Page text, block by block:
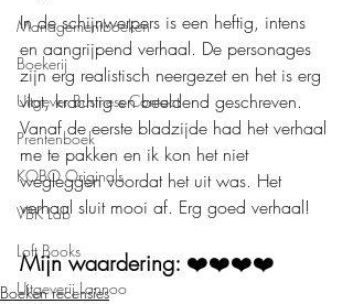
Managementboeken
Boekerij
Uitgever Business Contact
Prentenboek
KOBO Originals
VBK Lab
Loft Books
Uitgeverij Lannoo
In de schijnwerpers is een heftig, intens
en aangrijpend verhaal. De personages
zijn erg realistisch neergezet en het is erg
vlot, krachtig en beeldend geschreven.
Vanaf de eerste bladzijde had het verhaal
me te pakken en ik kon het niet
wegleggen voordat het uit was. Het
verhaal sluit mooi af. Erg goed verhaal!
Mijn waardering: ❤️❤️❤️❤️
Boeken recensies